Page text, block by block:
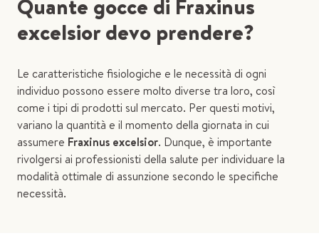
Quante gocce di Fraxinus
excelsior devo prendere?
Le caratteristiche fisiologiche e le necessità di ogni
individuo possono essere molto diverse tra loro, così
come i tipi di prodotti sul mercato. Per questi motivi,
variano la quantità e il momento della giornata in cui
assumere Fraxinus excelsior. Dunque, è importante
rivolgersi ai professionisti della salute per individuare la
modalità ottimale di assunzione secondo le specifiche
necessità.